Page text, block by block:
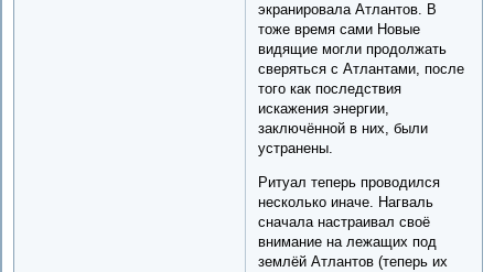
экранировала Атлантов. В
тоже время сами Новые
видящие могли продолжать
сверяться с Атлантами, после
того как последствия
искажения энергии,
заключённой в них, были
устранены.
Ритуал теперь проводился
несколько иначе. Нагваль
сначала настраивал своё
внимание на лежащих под
землёй Атлантов (теперь их